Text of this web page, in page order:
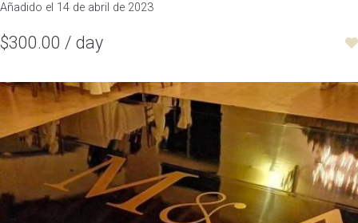
Añadido el 14 de abril de 2023
$300.00 / day